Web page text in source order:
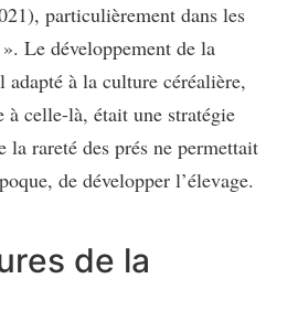
particulièrement dans les
Le développement de la
à la culture céréalière,
à celle-là, était une stratégie
la rareté des prés ne permettait
de développer l’élevage.
de la